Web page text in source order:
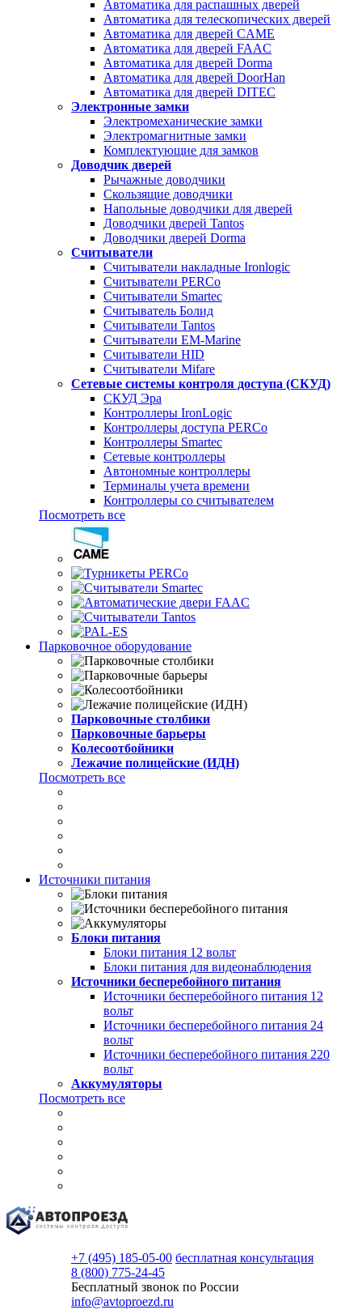
Автоматика для распашных дверей
Автоматика для телескопических дверей
Автоматика для дверей CAME
Автоматика для дверей FAAC
Автоматика для дверей Dorma
Автоматика для дверей DoorHan
Автоматика для дверей DITEC
Электронные замки
Электромеханические замки
Электромагнитные замки
Комплектующие для замков
Доводчик дверей
Рычажные доводчики
Скользящие доводчики
Напольные доводчики для дверей
Доводчики дверей Tantos
Доводчики дверей Dorma
Считыватели
Считыватели накладные Ironlogic
Считыватели PERCo
Считыватели Smartec
Считыватель Болид
Считыватели Tantos
Считыватели EM-Marine
Считыватели HID
Считыватели Mifare
Сетевые системы контроля доступа (СКУД)
СКУД Эра
Контроллеры IronLogic
Контроллеры доступа PERCo
Контроллеры Smartec
Сетевые контроллеры
Автономные контроллеры
Терминалы учета времени
Контроллеры со считывателем
Посмотреть все
Парковочное оборудование
Парковочные столбики
Парковочные барьеры
Колесоотбойники
Лежачие полицейские (ИДН)
Посмотреть все
Источники питания
Блоки питания
Блоки питания 12 вольт
Блоки питания для видеонаблюдения
Источники бесперебойного питания
Источники бесперебойного питания 12
вольт
Источники бесперебойного питания 24
вольт
Источники бесперебойного питания 220
вольт
Аккумуляторы
Посмотреть все
+7 (495) 185-05-00 бесплатная консультация
8 (800) 775-24-45
Бесплатный звонок по России
info@avtoproezd.ru